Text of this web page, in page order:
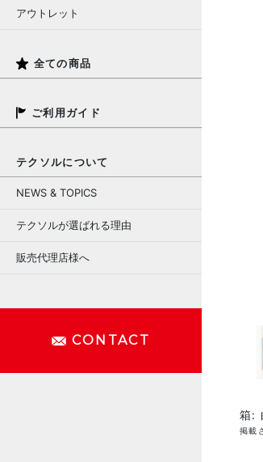
アウトレット
全ての商品
ご利用ガイド
テクソルについて
NEWS & TOPICS
テクソルが選ばれる理由
販売代理店様へ
CONTACT
箱:
掲載